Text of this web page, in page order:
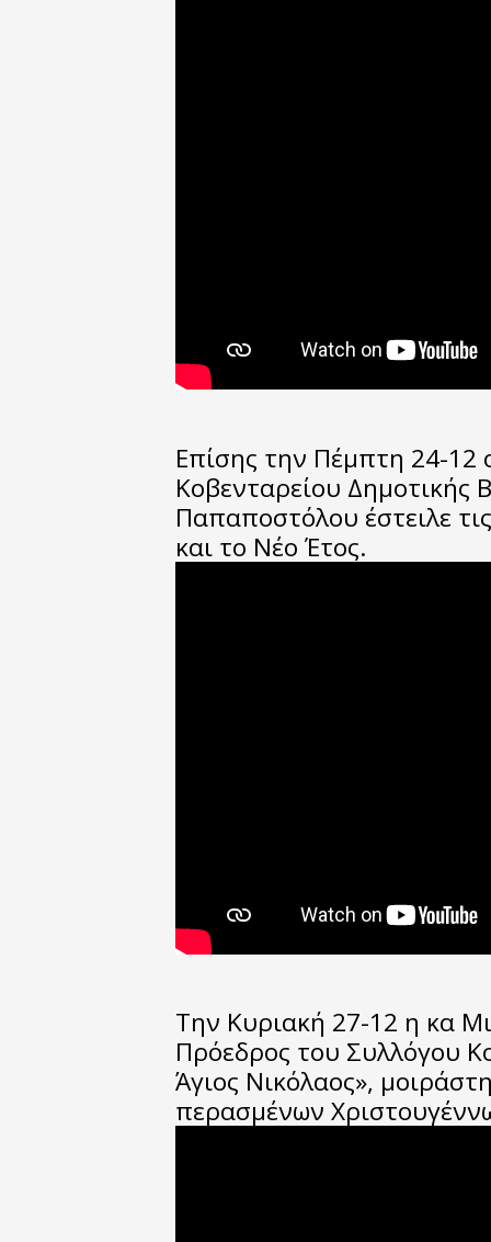
Επίσης την Πέμπτη 24-12
Κοβενταρείου Δημοτικής
Παπαποστόλου έστειλε
και το Νέο Έτος.
Την Κυριακή 27-12 η κα
Πρόεδρος του Συλλόγου
Άγιος Νικόλαος»,
περασμένων